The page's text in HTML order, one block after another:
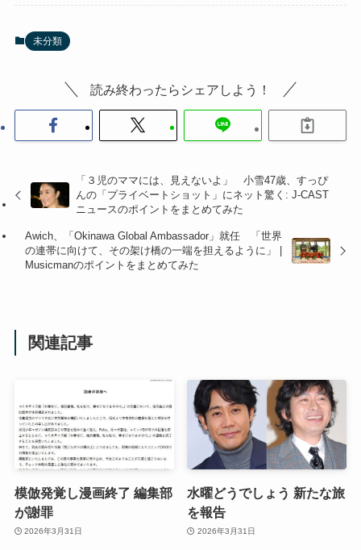
未分類
読み終わったらシェアしよう！
「３児のママには、見えないよ」 小雪47歳、すっぴ
んの「プライベートショット」にネット驚く: J-CAST
ニュースのポイントをまとめてみた
Awich、「Okinawa Global Ambassador」就任 「世界
の連帯に向けて、その架け橋の一端を担えるように」 |
Musicmanのポイントをまとめてみた
関連記事
模倣発覚し漫画終了 編集部
が謝罪
2026年3月31日
水曜どうでしょう 新たな旅
を報告
2026年3月31日